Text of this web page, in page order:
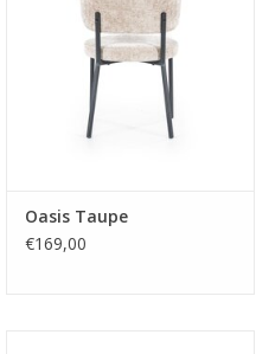
TOEVOEGEN AAN WINKELWAGEN
Oasis Taupe
€169,00